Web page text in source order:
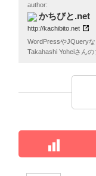
author:
かちびと.net
http://kachibito.net
WordPressやJQuery
Takahashi Yoheiさんの